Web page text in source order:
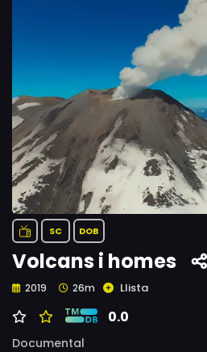
SC DOB
Volcans i homes
2019 26m Llista
0.0
Documental